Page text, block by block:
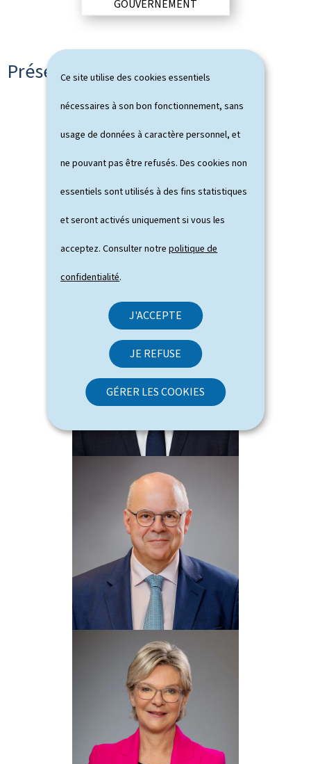
Ce site utilise des cookies essentiels
nécessaires à son bon fonctionnement, sans
usage de données à caractère personnel, et
ne pouvant pas être refusés. Des cookies non
essentiels sont utilisés à des fins statistiques
et seront activés uniquement si vous les
acceptez. Consulter notrepolitique de
confidentialité.
J'ACCEPTE
JE REFUSE
GÉRER LES COOKIES
GOUVERNEMENT
Présentation du gouvernement